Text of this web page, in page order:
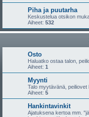
Piha ja puutarha
Keskustelua otsikon
Aiheet: 532
Osto
Haluatko ostaa talon,
Aiheet: 1
Myynti
Talo myytävänä, peiliovet
Aiheet: 5
Hankintavinkit
Ajatuksena kertoa mm.